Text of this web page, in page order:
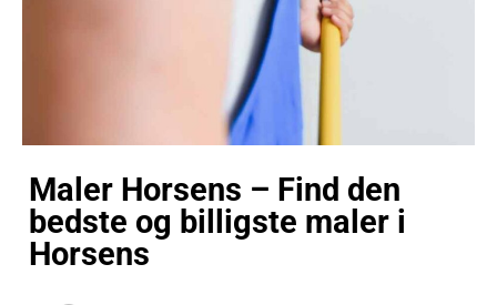
Maler Horsens – Find den
bedste og billigste maler i
Horsens